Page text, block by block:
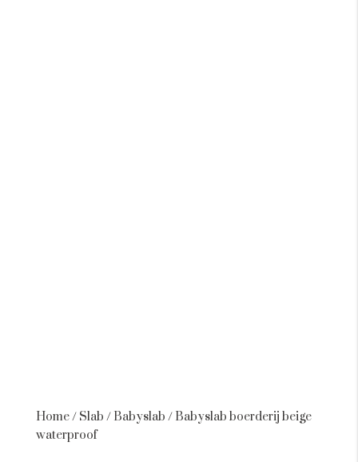
Home/ Slab / Babyslab / Babyslab boerderij beige
waterproof